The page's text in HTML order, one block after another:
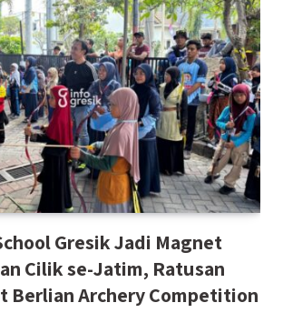
Gresik Jadi Magnet
Cilik se-Jatim, Ratusan
Berlian Archery Competition